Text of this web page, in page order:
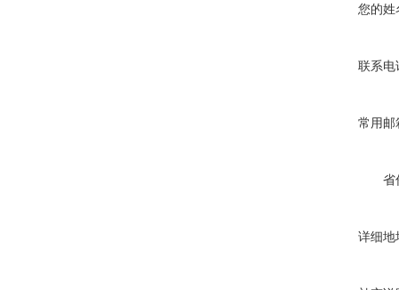
您的姓
联系电
常用邮
省
详细地